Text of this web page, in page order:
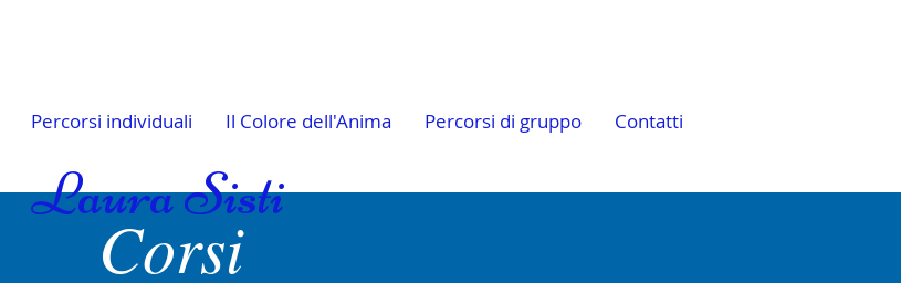
Percorsi individuali Il Colore dell'Anima Percorsi di gruppo Contatti
Laura Sisti
Corsi